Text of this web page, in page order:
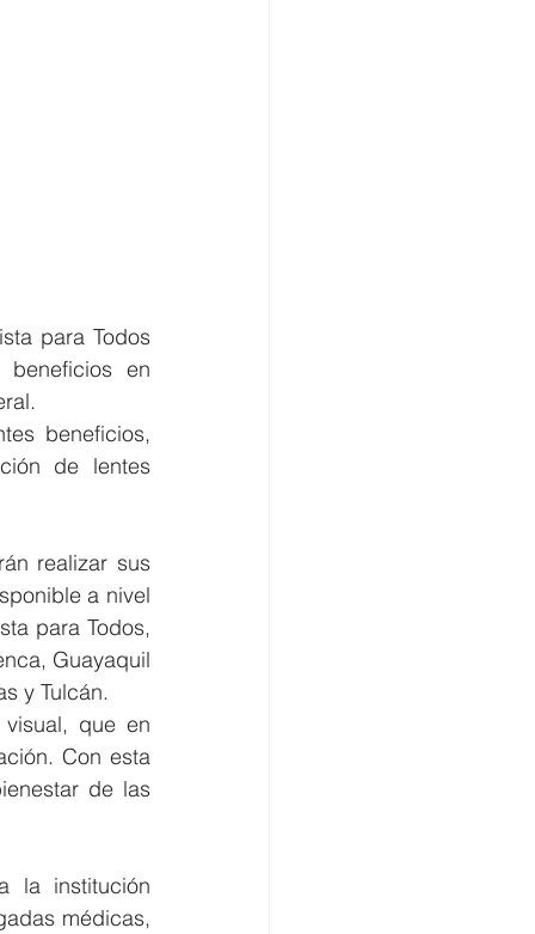
para Todos
beneficios en
beneficios,
de lentes
realizar sus
a nivel
para Todos,
Guayaquil
y Tulcán.
que en
Con esta
de las
la institución
médicas,